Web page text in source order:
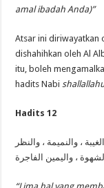
amal ibadah Anda)”
Atsar ini
dishahihkan oleh Al
itu, boleh
hadits Nabi
Hadits 12
، والنميمة ، والنظر
، واليمين الفاجرة